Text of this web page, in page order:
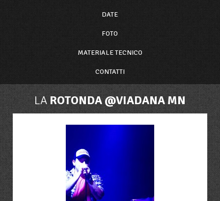
DATE
FOTO
MATERIALE TECNICO
CONTATTI
LAROTONDA @VIADANA MN